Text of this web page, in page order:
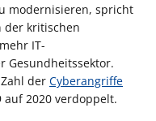
modernisieren, spricht
der kritischen
IT-
Gesundheitssektor.
der Cyberangriffe
2020 verdoppelt.